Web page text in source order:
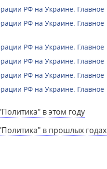
РФ на Украине. Главное
РФ на Украине. Главное
РФ на Украине. Главное
РФ на Украине. Главное
РФ на Украине. Главное
РФ на Украине. Главное
в этом году
в прошлых годах